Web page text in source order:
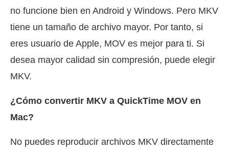
no funcione bien en Android y Windows. Pero MKV
tiene un tamaño de archivo mayor. Por tanto, si
eres usuario de Apple, MOV es mejor para ti. Si
desea mayor calidad sin compresión, puede elegir
MKV.
¿Cómo convertir MKV a QuickTime MOV en
Mac?
No puedes reproducir archivos MKV directamente